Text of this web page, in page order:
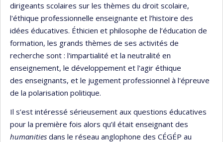
dirigeants scolaires sur les thèmes du droit scolaire,
l'éthique professionnelle enseignante et l’histoire des
idées éducatives. Éthicien et philosophe de l’éducation de
formation, les grands thèmes de ses activités de
recherche sont : l'impartialité et la neutralité en
enseignement, le développement et l'agir éthique
des enseignants, et le jugement professionnel à l'épreuve
de la polarisation politique.
Il s’est intéressé sérieusement aux questions éducatives
pour la première fois alors qu’il était enseignant des
humanities dans le réseau anglophone des CÉGÉP au